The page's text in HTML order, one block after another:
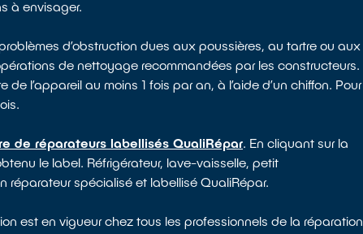
à envisager.
d’obstruction dues aux poussières, au tartre ou aux
de nettoyage recommandées par les constructeurs.
l’appareil au moins 1 fois par an, à l’aide d’un chiffon. Pour
de réparateurs labellisés QualiRépar. En cliquant sur la
le label. Réfrigérateur, lave-vaisselle, petit
réparateur spécialisé et labellisé QualiRépar.
est en vigueur chez tous les professionnels de la réparation